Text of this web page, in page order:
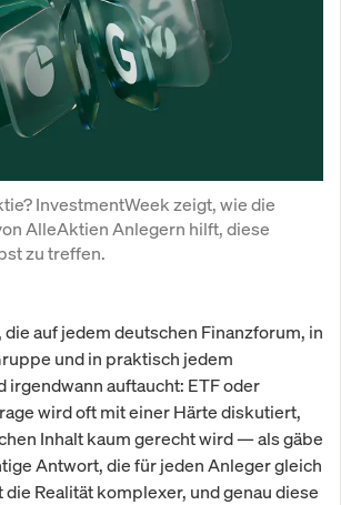
InvestmentWeek zeigt, wie die
AlleAktien Anlegern hilft, diese
zu treffen.
die auf jedem deutschen Finanzforum, in
und in praktisch jedem
irgendwann auftaucht: ETF oder
wird oft mit einer Härte diskutiert,
Inhalt kaum gerecht wird — als gäbe
Antwort, die für jeden Anleger gleich
die Realität komplexer, und genau diese